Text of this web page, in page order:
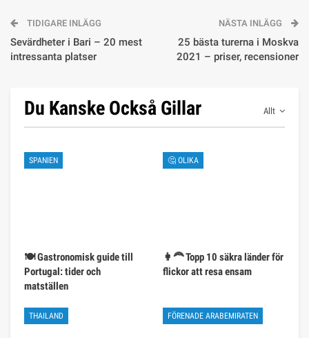
TIDIGARE INLÄGG
Sevärdheter i Bari – 20 mest
intressanta platser
NÄSTA INLÄGG
25 bästa turerna i Moskva
2021 – priser, recensioner
Allt
Du Kanske Också Gillar
SPANIEN
🍽️ Gastronomisk guide till
Portugal: tider och
matställen
🤔 OLIKA
👩‍🦰 Topp 10 säkra länder för
flickor att resa ensam
THAILAND FÖRENADE ARABEMIRATEN